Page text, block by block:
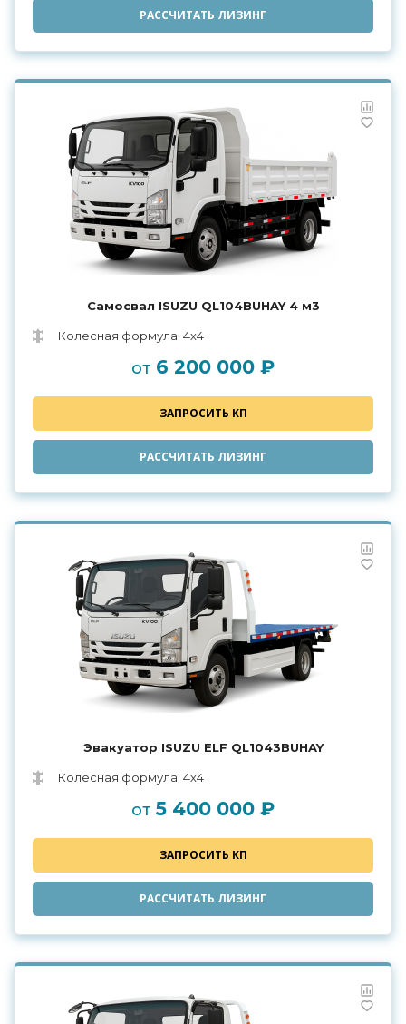
РАССЧИТАТЬ ЛИЗИНГ
Самосвал ISUZU QL104BUHAY 4 м3
Колесная формула: 4х4
от 6 200 000 ₽
ЗАПРОСИТЬ КП
РАССЧИТАТЬ ЛИЗИНГ
Эвакуатор ISUZU ELF QL1043BUHAY
Колесная формула: 4х4
от5 400 000 ₽
ЗАПРОСИТЬ КП
РАССЧИТАТЬ ЛИЗИНГ